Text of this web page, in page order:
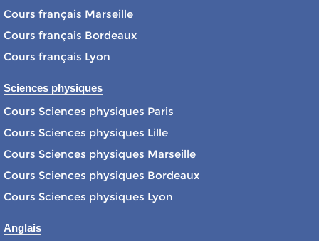
Cours français Marseille
Cours français Bordeaux
Cours français Lyon
Sciences physiques
Cours Sciences physiques Paris
Cours Sciences physiques Lille
Cours Sciences physiques Marseille
Cours Sciences physiques Bordeaux
Cours Sciences physiques Lyon
Anglais